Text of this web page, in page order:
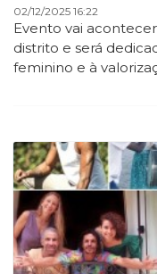
02/12/2025 16:22
Evento vai
distrito e será
feminino e à